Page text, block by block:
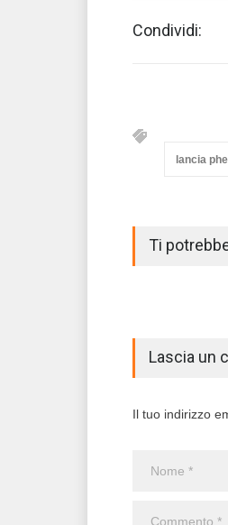
Condividi:
lancia
Ti
Lascia un
Il tuo indirizzo